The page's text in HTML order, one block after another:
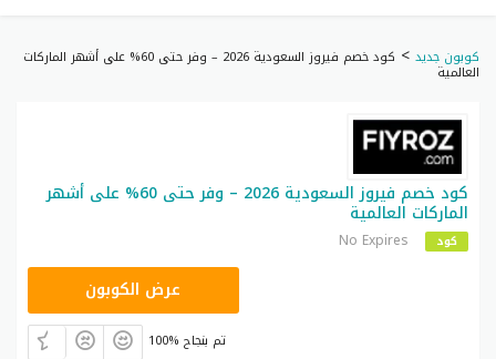
كوبون جديد > كود خصم فيروز السعودية 2026 – وفر حتى 60% على أشهر الماركات
العالمية
كود خصم فيروز السعودية 2026 – وفر حتى 60% على أشهر
الماركات العالمية
كود No Expires
عرض الكوبون
100% تم بنجاح